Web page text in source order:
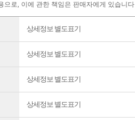
으로, 이에 관한 책임은 판매자에게 있습니다
상세정보 별도표기
상세정보 별도표기
상세정보 별도표기
상세정보 별도표기